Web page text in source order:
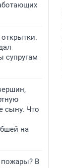
супругам
сыну. Что
на
пожары? В